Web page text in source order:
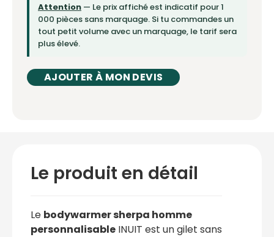
Attention — Le prix affiché est indicatif pour 1
000 pièces sans marquage. Si tu commandes un
tout petit volume avec un marquage, le tarif sera
plus élevé.
AJOUTER À MON DEVIS
Le produit en détail
Le bodywarmer sherpa homme
personnalisable INUIT est un gilet sans